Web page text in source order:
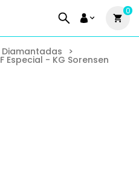
0
Diamantadas >
Especial - KG Sorensen